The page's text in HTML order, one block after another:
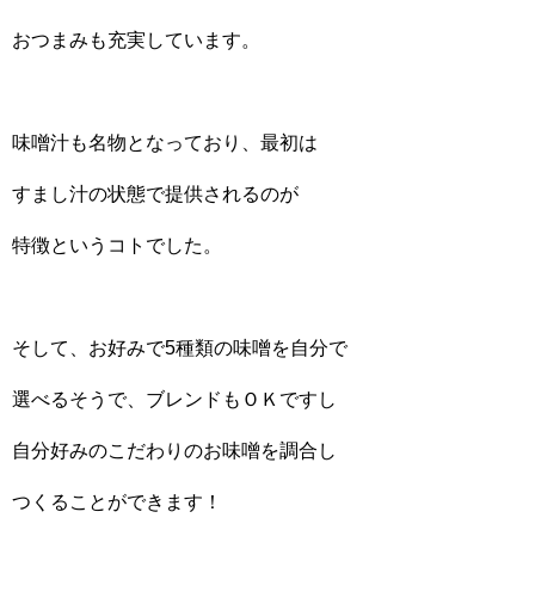
おつまみも充実しています。
味噌汁も名物となっており、最初は
すまし汁の状態で提供されるのが
特徴というコトでした。
そして、お好みで5種類の味噌を自分で
選べるそうで、ブレンドもＯＫですし
自分好みのこだわりのお味噌を調合し
つくることができます！